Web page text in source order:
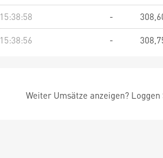
15:38:58
-
15:38:56
-
Weiter Umsätze anzeigen?